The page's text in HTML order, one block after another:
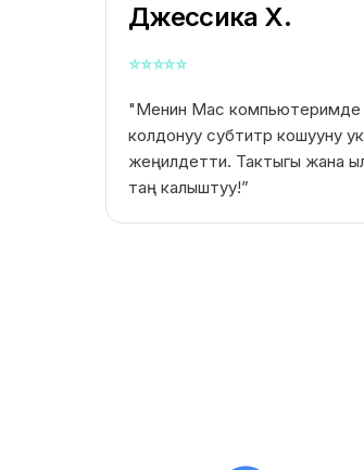
Джессика Х.
⭐⭐⭐⭐⭐
"Менин Mac компьютеримде
колдонуу субтитр кошууну
жеңилдетти. Тактыгы жана
таң калыштуу!”